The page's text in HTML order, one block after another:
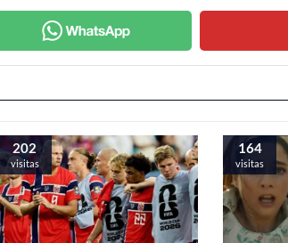
202
visitas
164
visitas